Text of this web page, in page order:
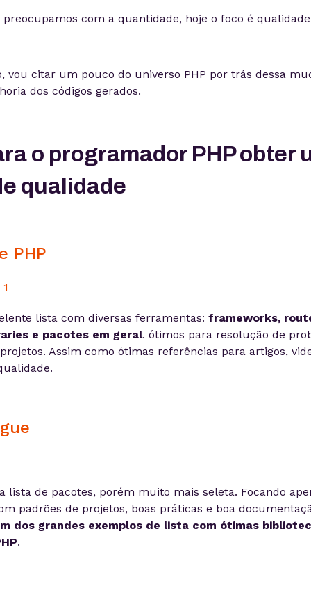
preocupamos com a quantidade, hoje o foco é
vou citar um pouco do universo PHP por trás dessa
dos códigos gerados.
o programador PHP obter
qualidade
PHP
lista com diversas ferramentas: frameworks,
e pacotes em geral. ótimos para resolução de
Assim como ótimas referências para artigos,
lista de pacotes, porém muito mais seleta. Focando
padrões de projetos, boas práticas e boa
dos grandes exemplos de lista com ótimas
.